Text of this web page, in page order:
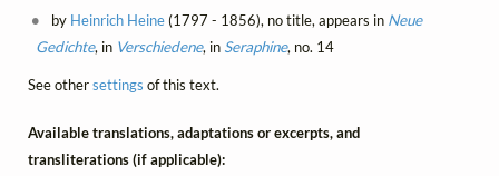
by Heinrich Heine(1797 - 1856), no title, appears in Neue
Gedichte, in Verschiedene, in Seraphine, no. 14
See othersettings of this text.
Available translations, adaptations or excerpts, and
transliterations (if applicable):